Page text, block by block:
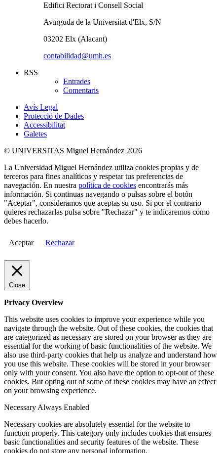
Edifici Rectorat i Consell Social
Avinguda de la Universitat d'Elx, S/N
03202 Elx (Alacant)
contabilidad@umh.es
RSS
Entrades
Comentaris
Avís Legal
Protecció de Dades
Accessibilitat
Galetes
© UNIVERSITAS Miguel Hernández 2026
La Universidad Miguel Hernández utiliza cookies propias y de
terceros para fines analíticos y respetar tus preferencias de
navegación. En nuestra política de cookies encontrarás más
información. Si continuas navegando o pulsas sobre el botón
"Aceptar", consideramos que aceptas su uso. Si por el contrario
quieres rechazarlas pulsa sobre "Rechazar" y te indicaremos cómo
debes hacerlo.
Aceptar Rechazar
Close
Privacy Overview
This website uses cookies to improve your experience while you
navigate through the website. Out of these cookies, the cookies that
are categorized as necessary are stored on your browser as they are
essential for the working of basic functionalities of the website. We
also use third-party cookies that help us analyze and understand how
you use this website. These cookies will be stored in your browser
only with your consent. You also have the option to opt-out of these
cookies. But opting out of some of these cookies may have an effect
on your browsing experience.
Necessary Always Enabled
Necessary cookies are absolutely essential for the website to
function properly. This category only includes cookies that ensures
basic functionalities and security features of the website. These
cookies do not store any personal information.